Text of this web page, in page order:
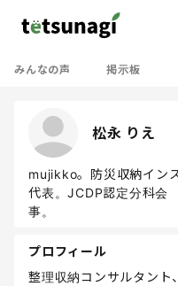
みんなの声 掲示板
松永 りえ
mujikko。防災収納イン
代表。JCDP認定分科
事。
プロフィール
整理収納コンサルタント